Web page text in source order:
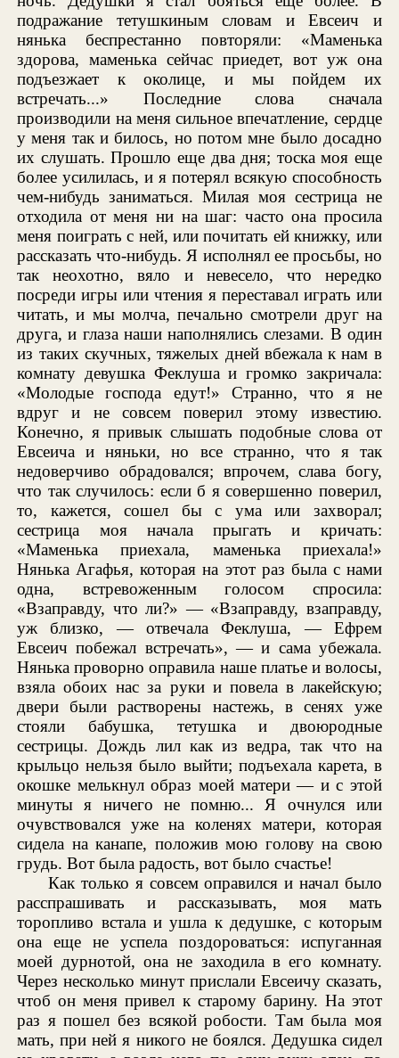
подражание тетушкиным словам и Евсеич и
нянька беспрестанно повторяли: «Маменька
здорова, маменька сейчас приедет, вот уж она
подъезжает к околице, и мы пойдем их
встречать...» Последние слова сначала
производили на меня сильное впечатление, сердце
у меня так и билось, но потом мне было досадно
их слушать. Прошло еще два дня; тоска моя еще
более усилилась, и я потерял всякую способность
чем-нибудь заниматься. Милая моя сестрица не
отходила от меня ни на шаг: часто она просила
меня поиграть с ней, или почитать ей книжку, или
рассказать что-нибудь. Я исполнял ее просьбы, но
так неохотно, вяло и невесело, что нередко
посреди игры или чтения я переставал играть или
читать, и мы молча, печально смотрели друг на
друга, и глаза наши наполнялись слезами. В один
из таких скучных, тяжелых дней вбежала к нам в
комнату девушка Феклуша и громко закричала:
«Молодые господа едут!» Странно, что я не
вдруг и не совсем поверил этому известию.
Конечно, я привык слышать подобные слова от
Евсеича и няньки, но все странно, что я так
недоверчиво обрадовался; впрочем, слава богу,
что так случилось: если б я совершенно поверил,
то, кажется, сошел бы с ума или захворал;
сестрица моя начала прыгать и кричать:
«Маменька приехала, маменька приехала!»
Нянька Агафья, которая на этот раз была с нами
одна, встревоженным голосом спросила:
«Взаправду, что ли?» — «Взаправду, взаправду,
уж близко, — отвечала Феклуша, — Ефрем
Евсеич побежал встречать», — и сама убежала.
Нянька проворно оправила наше платье и волосы,
взяла обоих нас за руки и повела в лакейскую;
двери были растворены настежь, в сенях уже
стояли бабушка, тетушка и двоюродные
сестрицы. Дождь лил как из ведра, так что на
крыльцо нельзя было выйти; подъехала карета, в
окошке мелькнул образ моей матери — и с этой
минуты я ничего не помню... Я очнулся или
очувствовался уже на коленях матери, которая
сидела на канапе, положив мою голову на свою
грудь. Вот была радость, вот было счастье!
Как только я совсем оправился и начал было
расспрашивать и рассказывать, моя мать
торопливо встала и ушла к дедушке, с которым
она еще не успела поздороваться: испуганная
моей дурнотой, она не заходила в его комнату.
Через несколько минут прислали Евсеичу сказать,
чтоб он меня привел к старому барину. На этот
раз я пошел без всякой робости. Там была моя
мать, при ней я никого не боялся. Дедушка сидел